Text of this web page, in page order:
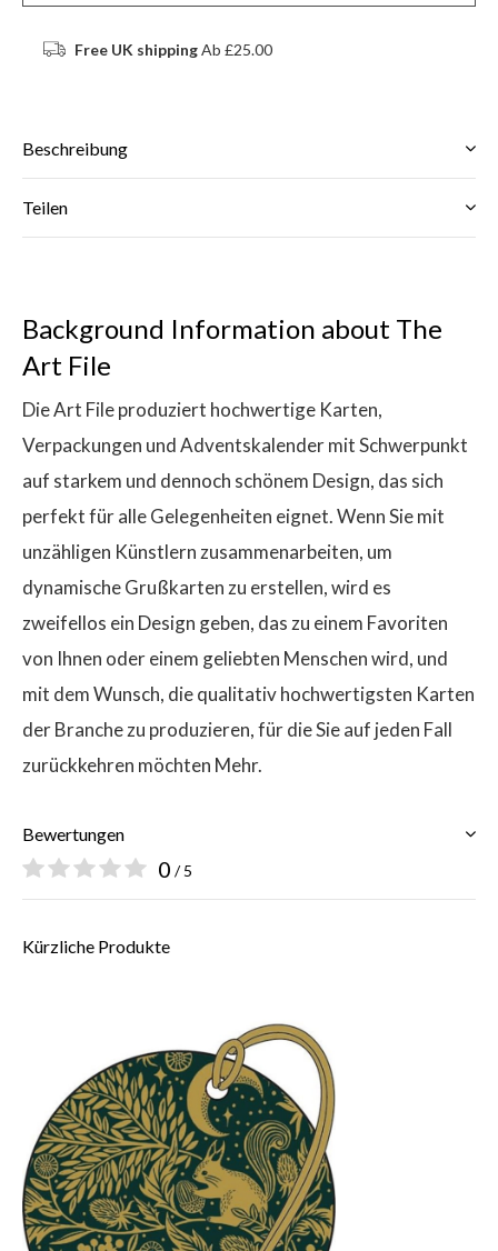
Free UK shippingAb £25.00
Beschreibung
Teilen
Background Information about The
Art File
Die Art File produziert hochwertige Karten,
Verpackungen und Adventskalender mit Schwerpunkt
auf starkem und dennoch schönem Design, das sich
perfekt für alle Gelegenheiten eignet. Wenn Sie mit
unzähligen Künstlern zusammenarbeiten, um
dynamische Grußkarten zu erstellen, wird es
zweifellos ein Design geben, das zu einem Favoriten
von Ihnen oder einem geliebten Menschen wird, und
mit dem Wunsch, die qualitativ hochwertigsten Karten
der Branche zu produzieren, für die Sie auf jeden Fall
zurückkehren möchten Mehr.
Bewertungen
0 / 5
Kürzliche Produkte